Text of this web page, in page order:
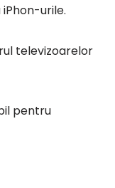
urile.
televizoarelor
pentru